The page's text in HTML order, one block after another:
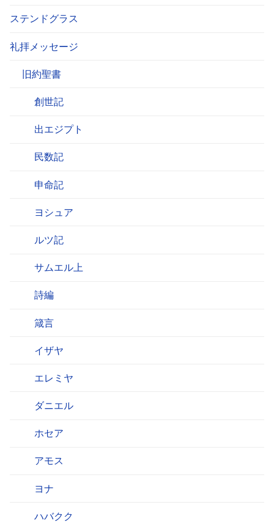
ステンドグラス
礼拝メッセージ
旧約聖書
創世記
出エジプト
民数記
申命記
ヨシュア
ルツ記
サムエル上
詩編
箴言
イザヤ
エレミヤ
ダニエル
ホセア
アモス
ヨナ
ハバクク